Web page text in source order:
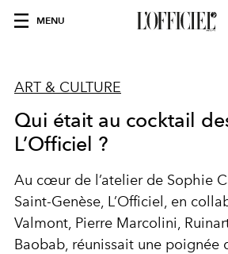
MENU
ART & CULTURE
Qui était au cocktail
L’Officiel ?
Au cœur de l’atelier de Sophie
Saint-Genèse, L’Officiel, en
Valmont, Pierre Marcolini,
Baobab, réunissait une poignée